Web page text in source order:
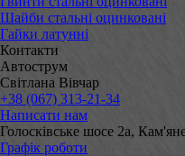
Шайби стальні оцинковані
Гайки латунні
Контакти
Автострум
Світлана Вівчар
+38 (067) 313-21-34
Написати нам
Голосківське шосе 2а,
Графік роботи